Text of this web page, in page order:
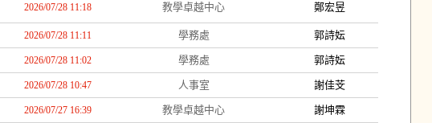
2026/07/28 11:18 教學卓越中心 鄭宏昱
2026/07/28 11:11 學務處 郭詩妘
2026/07/28 11:02 學務處 郭詩妘
2026/07/28 10:47 人事室 謝佳芠
2026/07/27 16:39 教學卓越中心 謝坤霖